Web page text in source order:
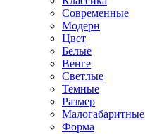
Современные
Модерн
Цвет
Белые
Венге
Светлые
Темные
Размер
Малогабаритные
Форма